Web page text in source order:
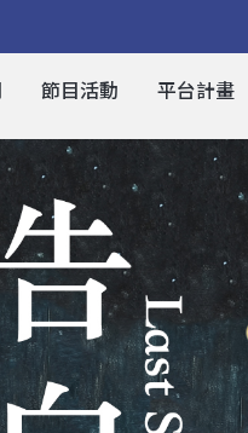
節目活動 平台計畫